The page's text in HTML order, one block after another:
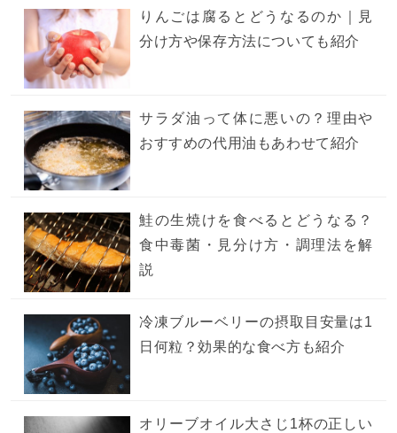
りんごは腐るとどうなるのか｜見
分け方や保存方法についても紹介
サラダ油って体に悪いの？理由や
おすすめの代用油もあわせて紹介
鮭の生焼けを食べるとどうなる？
食中毒菌・見分け方・調理法を解
説
冷凍ブルーベリーの摂取目安量は1
日何粒？効果的な食べ方も紹介
オリーブオイル大さじ1杯の正しい